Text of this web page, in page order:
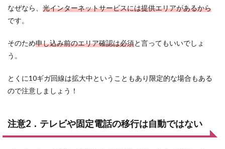
なぜなら、 光インターネットサービスには提供エリアがあるから
です。
そのため申し込み前のエリア確認は必須と言ってもいいでしょ
う。
とくに10ギガ回線は拡大中ということもあり限定的な場合もある
ので注意しましょう！
注意2．テレビや固定電話の移行は自動ではない